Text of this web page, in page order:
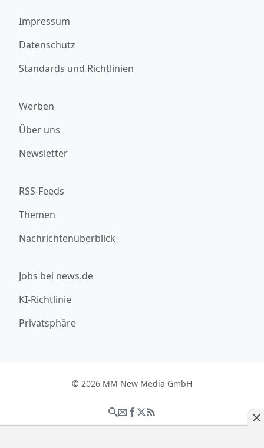
Impressum
Datenschutz
Standards und Richtlinien
Werben
Über uns
Newsletter
RSS-Feeds
Themen
Nachrichtenüberblick
Jobs bei news.de
KI-Richtlinie
Privatsphäre
© 2026 MM New Media GmbH